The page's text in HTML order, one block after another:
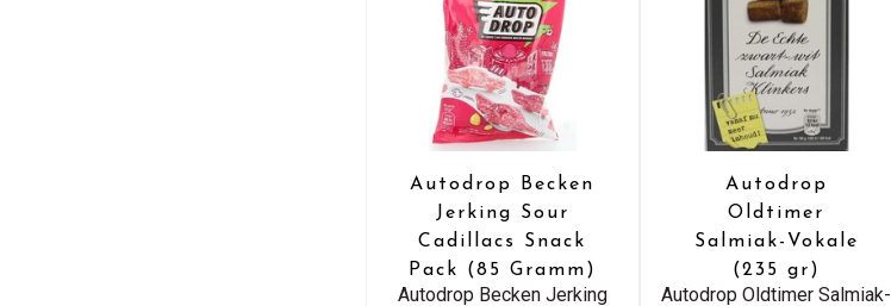
Autodrop Becken
Jerking Sour
Cadillacs Snack
Pack (85 Gramm)
Autodrop Becken Jerking
Autodrop
Oldtimer
Salmiak-Vokale
(235 gr)
Autodrop Oldtimer Salmiak-